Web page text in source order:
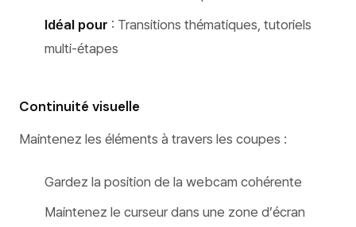
Idéal pour : Transitions thématiques, tutoriels
multi-étapes
Continuité visuelle
Maintenez les éléments à travers les coupes :
Gardez la position de la webcam cohérente
Maintenez le curseur dans une zone d’écran